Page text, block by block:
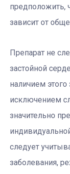
предположить,
зависит от
Препарат не
застойной
наличием
исключением
значительно
следует
заболевания,